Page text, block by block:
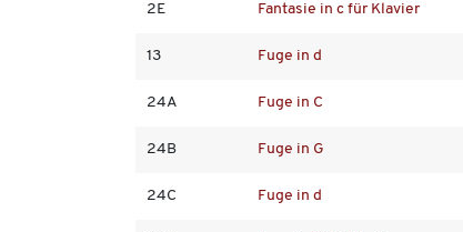
2E Fantasie in c für Klavier
13 Fuge in d
24A Fuge in C
24B Fuge in G
24C Fuge in d